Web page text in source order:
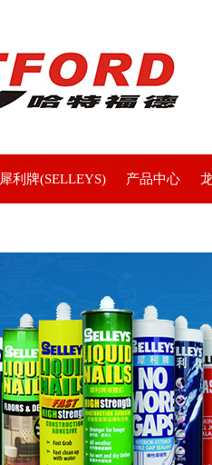
犀利牌(SELLEYS) 产品中心